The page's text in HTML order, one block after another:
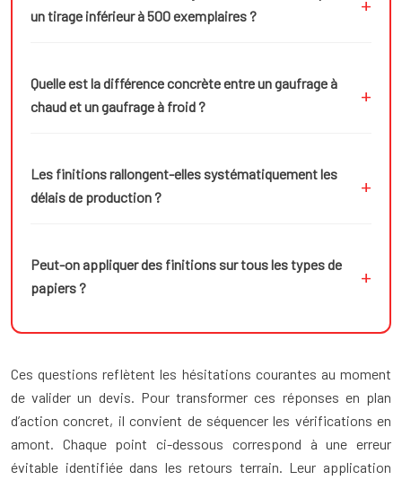
un tirage inférieur à 500 exemplaires ?
Quelle est la différence concrète entre un gaufrage à
chaud et un gaufrage à froid ?
Les finitions rallongent-elles systématiquement les
délais de production ?
Peut-on appliquer des finitions sur tous les types de
papiers ?
Ces questions reflètent les hésitations courantes au moment
de valider un devis. Pour transformer ces réponses en plan
d’action concret, il convient de séquencer les vérifications en
amont. Chaque point ci-dessous correspond à une erreur
évitable identifiée dans les retours terrain. Leur application